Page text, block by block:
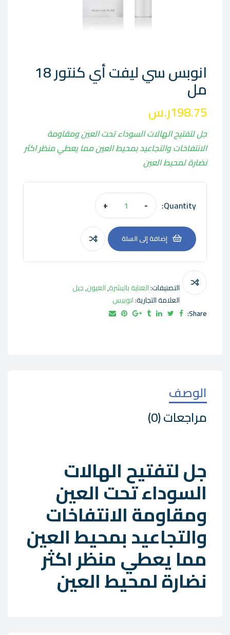
انوبس سي ليفت أي كنتور 18
مل
198.75ر.س
جل لتفتيح الهالات السوداء تحت العين ومقاومة
الانتفاخات والتجاعيد بمحيط العين مما يعطي منظر اكثر
نضارة لمحيط العين
Quantity:
-
+
إضافة إلى السلة
التصنيفات:العناية بالبشرة,العيون,جيل
العلامة التجارية:انوبيس
Share:
الوصف
مراجعات (0)
جل لتفتيح الهالات
السوداء تحت العين
ومقاومة الانتفاخات
والتجاعيد بمحيط العين
مما يعطي منظر اكثر
نضارة لمحيط العين